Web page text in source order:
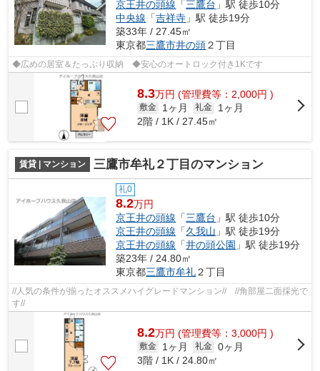
京王井の頭線 「三鷹台 」駅 徒歩10分
中央線 「吉祥寺 」駅 徒歩19分
築33年 / 27.45㎡
東京都三鷹市井の頭２丁目
◆広めの居室＆たっぷり収納 ◆安心のオートロック付き1Kです
8.3万円 (管理費等：2,000円 )
敷金 1ヶ月 礼金
1ヶ月
2階 / 1K / 27.45㎡
賃貸 | マンション 三鷹市牟礼２丁目のマンション
礼0
8.2万円
京王井の頭線 「三鷹台 」駅 徒歩10分
京王井の頭線 「久我山 」駅 徒歩19分
京王井の頭線 「井の頭公園 」駅 徒歩19分
築23年 / 24.80㎡
東京都三鷹市牟礼２丁目
//人気の条件が揃ったオススメハイグレードマンション// //角部屋二面採光で
す//
8.2万円 (管理費等：3,000円 )
敷金 1ヶ月 礼金 0ヶ月
3階 / 1K / 24.80㎡